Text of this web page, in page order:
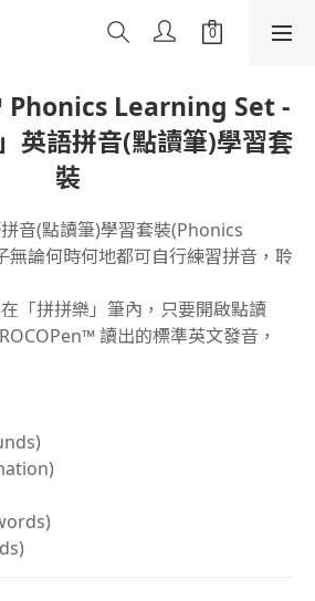
Phonics Learning Set -
英語拼音(點讀筆)學習套
裝
音(點讀筆)學習套裝(Phonics
無論何時何地都可自行練習拼音，聆
「拼拼樂」筆內，只要開啟點讀
讀出的標準英文發音，